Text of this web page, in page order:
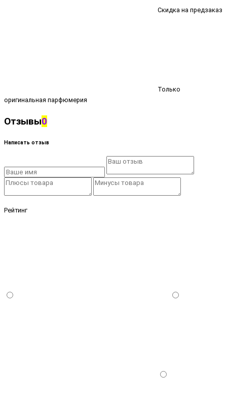
Скидка на предзаказ
Только
оригинальная парфюмерия
Отзывы0
Написать отзыв
Рейтинг